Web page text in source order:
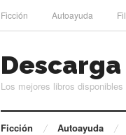
Ficción Autoayuda
Los mejores libros
Ficción Autoayuda